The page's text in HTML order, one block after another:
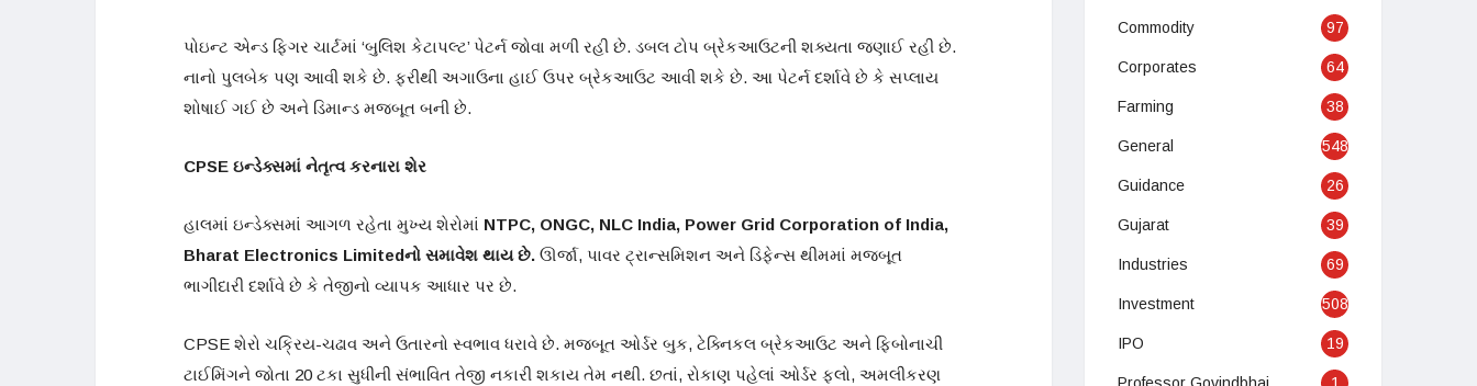
પોઇન્ટ એન્ડ ફિગર ચાર્ટમાં ‘બુલિશ કેટાપલ્ટ’ પેટર્ન જોવા મળી રહી છે. ડબલ ટોપ બ્રેકઆઉટની શક્યતા જણાઈ રહી છે.
નાનો પુલબેક પણ આવી શકે છે. ફરીથી અગાઉના હાઈ ઉપર બ્રેકઆઉટ આવી શકે છે. આ પેટર્ન દર્શાવે છે કે સપ્લાય
શોષાઈ ગઈ છે અને ડિમાન્ડ મજબૂત બની છે.
CPSE ઇન્ડેક્સમાં નેતૃત્વ કરનારા શેર
હાલમાં ઇન્ડેક્સમાં આગળ રહેતા મુખ્ય શેરોમાં NTPC, ONGC, NLC India, Power Grid Corporation of India,
Bharat Electronics Limitedનો સમાવેશ થાય છે. ઊર્જા, પાવર ટ્રાન્સમિશન અને ડિફેન્સ થીમમાં મજબૂત
ભાગીદારી દર્શાવે છે કે તેજીનો વ્યાપક આધાર પર છે.
CPSE શેરો ચક્રિય-ચઢાવ અને ઉતારનો સ્વભાવ ધરાવે છે. મજબૂત ઓર્ડર બુક, ટેક્નિકલ બ્રેકઆઉટ અને ફિબોનાચી
ટાઈમિંગને જોતા 20 ટકા સુધીની સંભાવિત તેજી નકારી શકાય તેમ નથી. છતાં, રોકાણ પહેલાં ઓર્ડર ફ્લો, અમલીકરણ
Commodity 97
Corporates 64
Farming 38
General 548
Guidance 26
Gujarat 39
Industries 69
Investment 508
IPO 19